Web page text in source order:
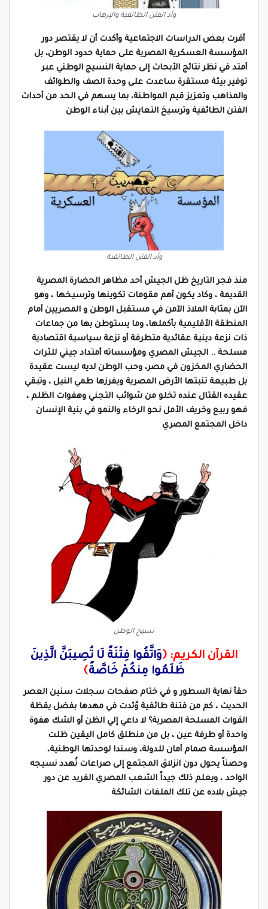
وأد الفتن الطائفية والإرهاب
أقرت بعض الدراسات الاجتماعية وأكدت أن لا يقتصر دور
المؤسسة العسكرية المصرية على حماية حدود الوطن، بل
أمتد في نظر نتائج الأبحاث إلى حماية النسيج الوطني عبر
توفير بيئة مستقرة ساعدت على وحدة الصف والطوائف
والمذاهب وتعزيز قيم المواطنة، بما يسهم في الحد من أحداث
الفتن الطائفية وترسيخ التعايش بين أبناء الوطن
وأد الفتن الطائفية
منذ فجر التاريخ ظل الجيش أحد مظاهر الحضارة المصرية
القديمة ، وكاد يكون أهم مقومات تكوينها وترسيخها ، وهو
الآن بمثابة الملاذ الآمن في مستقبل الوطن و المصريين أمام
المنطقة الأقليمية بأكملها، وما يستوطن بها من جماعات
ذات نزعة دينية عقائدية متطرفة أو نزعة سياسية اقتصادية
مسلحة .. الجيش المصري ومؤسساته أمتداد جيني للثرات
الحضاري المخزون في مصر، وحب الوطن لديه ليست عقيدة
بل طبيعة تنبتها الأرض المصرية ويفرزها طمي النيل ، وتبقي
عقيده القتال عنده تخلو من شوائب التجني وهفوات الظلم ،
فهو ربيع وخريف الأمل نحو الرخاء والنمو في بنية الإنسان
داخل المجتمع المصري
نسيج الوطن
القرآن الكريم: ﴿وَاتَّقُوا فِتْنَةً لَا تُصِيبَنَّ الَّذِينَ
ظَلَمُوا مِنكُمْ خَاصَّةً﴾
حقأ نهاية السطور و في ختام صفحات سجلات سنين العصر
الحديث ، كم من فتنة طائفية وُئدت في مهدها بفضل يقظة
القوات المسلحة المصرية؟ لا داعي إلي الظن أو الشك هفوة
واحدة أو طرفة عين ، بل من منطلق كامل اليقين ظلت
المؤسسة صمام أمان للدولة، وسندا لوحدتها الوطنية،
وحصناً يحول دون انزلاق المجتمع إلى صراعات تُهدد نسيجه
الواحد ، ويعلم ذلك جيداً الشعب المصري الفريد عن دور
جيش بلاده عن تلك الملفات الشائكة